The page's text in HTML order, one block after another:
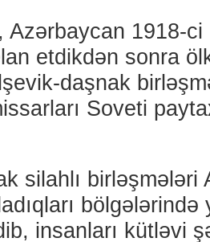
Azərbaycan 1918-ci
etdikdən sonra
daşnak
Soveti
silahlı birləşmələri
bölgələrində
insanları kütləvi